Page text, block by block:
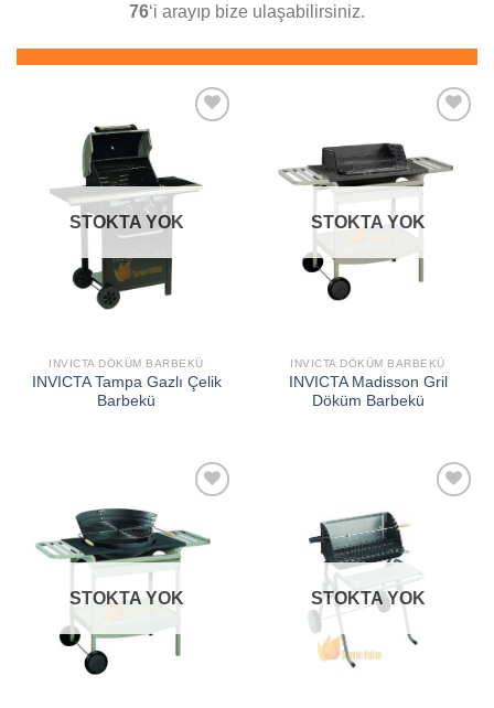
76‘i arayıp bize ulaşabilirsiniz.
LISTEME
EKLE
STOKTA YOK
INVICTA DÖKÜM BARBEKÜ
INVICTA Tampa Gazlı Çelik
Barbekü
LISTEME
EKLE
STOKTA YOK
INVICTA DÖKÜM BARBEKÜ
INVICTA Madisson Gril
Döküm Barbekü
İSTEK
LISTEME
EKLE
STOKTA YOK
İSTEK
LISTEME
EKLE
STOKTA YOK